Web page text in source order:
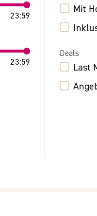
23:59
23:59
Mit
Deals
Last